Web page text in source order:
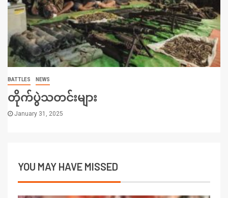
BATTLES NEWS
တိုက်ပွဲသတင်းများ
January 31, 2025
YOU MAY HAVE MISSED